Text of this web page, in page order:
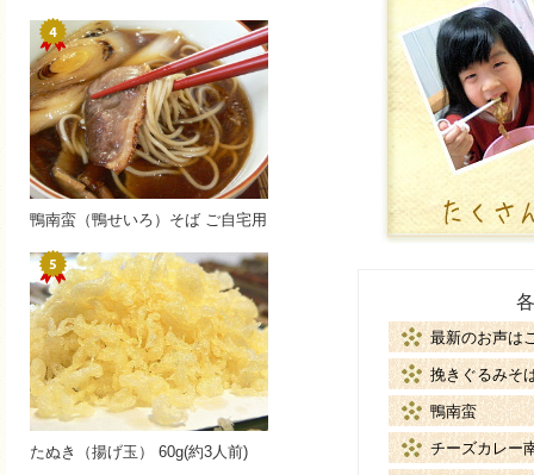
最新のお声は
挽きぐるみそ
鴨南蛮
チーズカレー
鴨南蛮（鴨せいろ）そば ご自宅用
たぬき（揚げ玉） 60g(約3人前)